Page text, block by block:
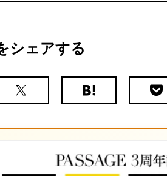
シェアする
X（旧
は
ク
マ